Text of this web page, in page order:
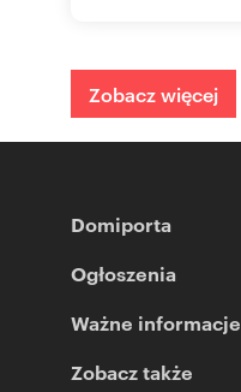
Zobacz więcej
Domiporta
Ogłoszenia
Ważne informacje
Zobacz także